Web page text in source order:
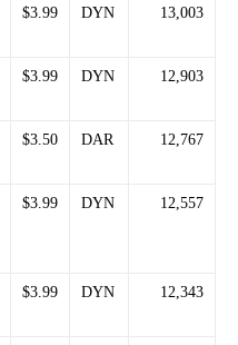
$3.99 DYN 13,003
$3.99 DYN 12,903
$3.50 DAR 12,767
$3.99 DYN 12,557
$3.99 DYN 12,343